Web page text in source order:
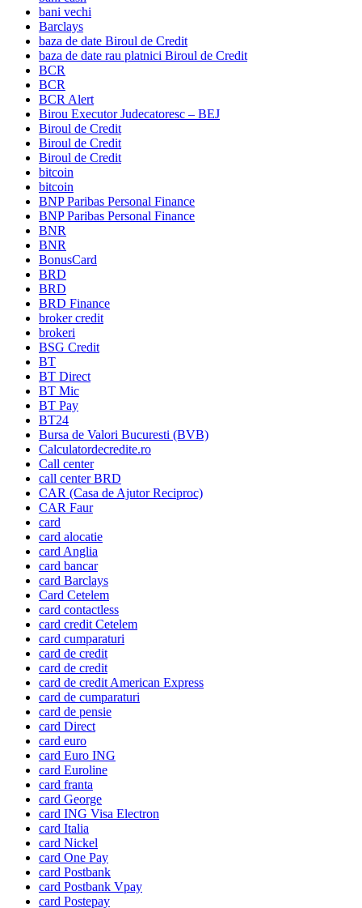
bani vechi
Barclays
baza de date Biroul de Credit
baza de date rau platnici Biroul de Credit
BCR
BCR
BCR Alert
Birou Executor Judecatoresc – BEJ
Biroul de Credit
Biroul de Credit
Biroul de Credit
bitcoin
bitcoin
BNP Paribas Personal Finance
BNP Paribas Personal Finance
BNR
BNR
BonusCard
BRD
BRD
BRD Finance
broker credit
brokeri
BSG Credit
BT
BT Direct
BT Mic
BT Pay
BT24
Bursa de Valori Bucuresti (BVB)
Calculatordecredite.ro
Call center
call center BRD
CAR (Casa de Ajutor Reciproc)
CAR Faur
card
card alocatie
card Anglia
card bancar
card Barclays
Card Cetelem
card contactless
card credit Cetelem
card cumparaturi
card de credit
card de credit
card de credit American Express
card de cumparaturi
card de pensie
card Direct
card euro
card Euro ING
card Euroline
card franta
card George
card ING Visa Electron
card Italia
card Nickel
card One Pay
card Postbank
card Postbank Vpay
card Postepay